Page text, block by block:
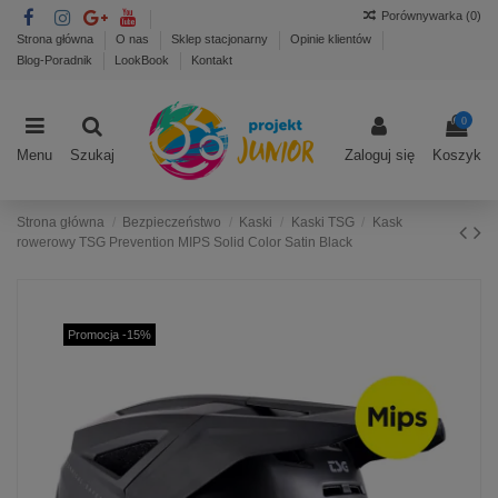
Strona główna O nas Sklep stacjonarny
Opinie klientów
Blog-Poradnik
LookBook Kontakt
Porównywarka (0)
Menu Szukaj Zaloguj się
0
Koszyk
Strona główna Bezpieczeństwo Kaski Kaski TSG
Kask
rowerowy TSG Prevention MIPS Solid Color Satin Black
Promocja -15%